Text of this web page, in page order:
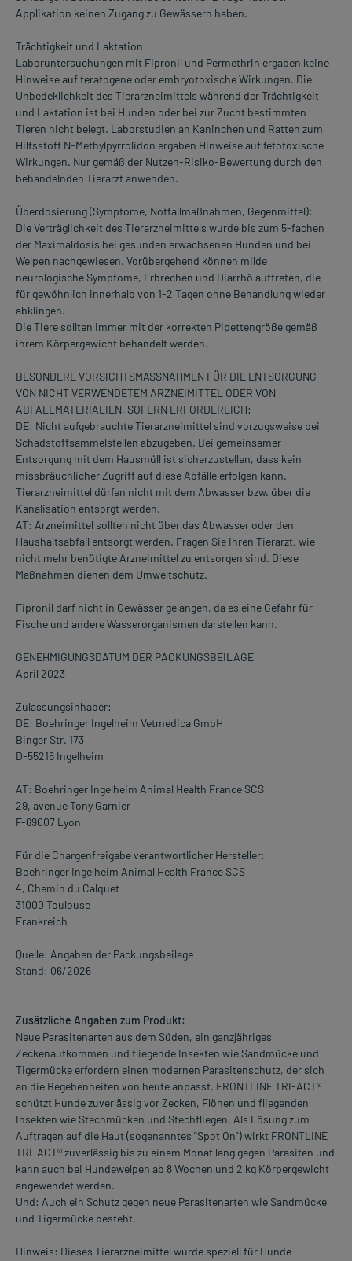
Applikation keinen Zugang zu Gewässern haben.
Trächtigkeit und Laktation:
Laboruntersuchungen mit Fipronil und Permethrin ergaben keine
Hinweise auf teratogene oder embryotoxische Wirkungen. Die
Unbedeklichkeit des Tierarzneimittels während der Trächtigkeit
und Laktation ist bei Hunden oder bei zur Zucht bestimmten
Tieren nicht belegt. Laborstudien an Kaninchen und Ratten zum
Hilfsstoff N-Methylpyrrolidon ergaben Hinweise auf fetotoxische
Wirkungen. Nur gemäß der Nutzen-Risiko-Bewertung durch den
behandelnden Tierarzt anwenden.
Überdosierung (Symptome, Notfallmaßnahmen, Gegenmittel):
Die Verträglichkeit des Tierarzneimittels wurde bis zum 5-fachen
der Maximaldosis bei gesunden erwachsenen Hunden und bei
Welpen nachgewiesen. Vorübergehend können milde
neurologische Symptome, Erbrechen und Diarrhö auftreten, die
für gewöhnlich innerhalb von 1-2 Tagen ohne Behandlung wieder
abklingen.
Die Tiere sollten immer mit der korrekten Pipettengröße gemäß
ihrem Körpergewicht behandelt werden.
BESONDERE VORSICHTSMASSNAHMEN FÜR DIE ENTSORGUNG
VON NICHT VERWENDETEM ARZNEIMITTEL ODER VON
ABFALLMATERIALIEN, SOFERN ERFORDERLICH:
DE: Nicht aufgebrauchte Tierarzneimittel sind vorzugsweise bei
Schadstoffsammelstellen abzugeben. Bei gemeinsamer
Entsorgung mit dem Hausmüll ist sicherzustellen, dass kein
missbräuchlicher Zugriff auf diese Abfälle erfolgen kann.
Tierarzneimittel dürfen nicht mit dem Abwasser bzw. über die
Kanalisation entsorgt werden.
AT: Arzneimittel sollten nicht über das Abwasser oder den
Haushaltsabfall entsorgt werden. Fragen Sie Ihren Tierarzt, wie
nicht mehr benötigte Arzneimittel zu entsorgen sind. Diese
Maßnahmen dienen dem Umweltschutz.
Fipronil darf nicht in Gewässer gelangen, da es eine Gefahr für
Fische und andere Wasserorganismen darstellen kann.
GENEHMIGUNGSDATUM DER PACKUNGSBEILAGE
April 2023
Zulassungsinhaber:
DE: Boehringer Ingelheim Vetmedica GmbH
Binger Str. 173
D-55216 Ingelheim
AT: Boehringer Ingelheim Animal Health France SCS
29, avenue Tony Garnier
F-69007 Lyon
Für die Chargenfreigabe verantwortlicher Hersteller:
Boehringer Ingelheim Animal Health France SCS
4, Chemin du Calquet
31000 Toulouse
Frankreich
Quelle: Angaben der Packungsbeilage
Stand: 06/2026
Zusätzliche Angaben zum Produkt:
Neue Parasitenarten aus dem Süden, ein ganzjähriges
Zeckenaufkommen und fliegende Insekten wie Sandmücke und
Tigermücke erfordern einen modernen Parasitenschutz, der sich
an die Begebenheiten von heute anpasst. FRONTLINE TRI-ACT®
schützt Hunde zuverlässig vor Zecken, Flöhen und fliegenden
Insekten wie Stechmücken und Stechfliegen. Als Lösung zum
Auftragen auf die Haut (sogenanntes "Spot On") wirkt FRONTLINE
TRI-ACT® zuverlässig bis zu einem Monat lang gegen Parasiten und
kann auch bei Hundewelpen ab 8 Wochen und 2 kg Körpergewicht
angewendet werden.
Und: Auch ein Schutz gegen neue Parasitenarten wie Sandmücke
und Tigermücke besteht.
Hinweis: Dieses Tierarzneimittel wurde speziell für Hunde